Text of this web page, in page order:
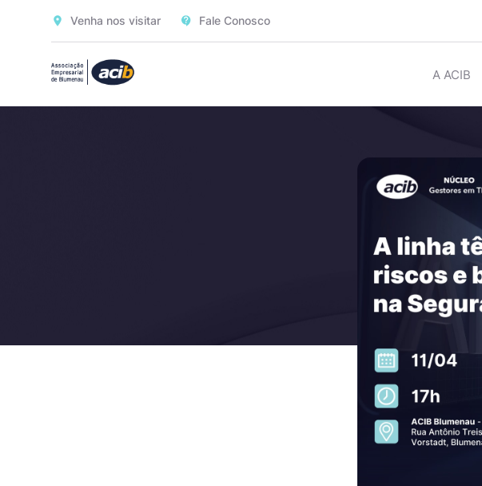
Venha nos visitar Fale Conosco
A ACIB